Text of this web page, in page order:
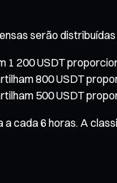
serão
1 200 USDT
800 USDT
500 USDT
cada 6 horas. A